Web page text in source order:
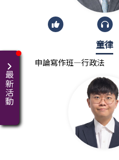
童律
申論寫作班—行政法
最新活動